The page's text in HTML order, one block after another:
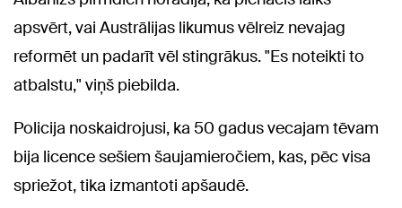
apsvērt, vai Austrālijas likumus vēlreiz nevajag
reformēt un padarīt vēl stingrākus. "Es noteikti to
atbalstu," viņš piebilda.
Policija noskaidrojusi, ka 50 gadus vecajam tēvam
bija licence sešiem šaujamieročiem, kas, pēc visa
spriežot, tika izmantoti apšaudē.